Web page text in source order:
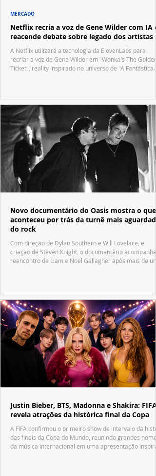
Netflix recria a voz de Gene Wilder com IA e
reacende debate sobre legado dos artistas
A Netflix utilizará a tecnologia da ElevenLabs para
recriar a voz de Gene Wilder em "Wonka's The Golden
Ticket", reality inspirado no universo de "A Fantástica
MERCADO
Novo documentário do Oasis mostra o que
aconteceu por trás da turnê mais aguardada
do rock
Com direção de Dylan Southern e Will Lovelace, e
criação de Steven Knight, o documentário acompanha
reencontro de Liam e Noel Gallagher após mais de
Justin Bieber, BTS, Madonna e Shakira: FIFA
revela atrações da histórica final da Copa
A FIFA confirmou o primeiro show de intervalo da
das finais da Copa do Mundo, reunindo grandes nomes
da música internacional em uma apresentação